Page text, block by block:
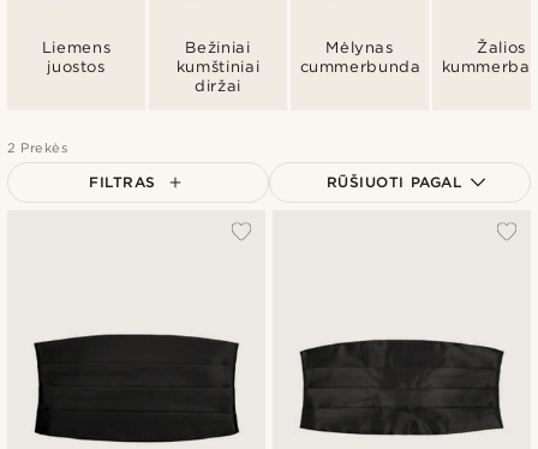
Liemens
juostos
Bežiniai
kumštiniai
diržai
Mėlynas
cummerbundas
Žalios
2 Prekės
FILTRAS RŪŠIUOTI PAGAL